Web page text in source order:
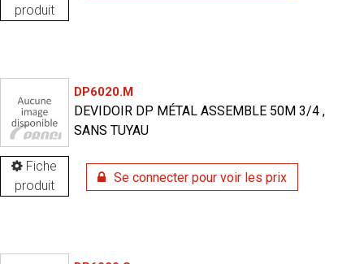
produit
Fiche
produit
DP6020.M
DEVIDOIR DP MÉTAL ASSEMBLE 50M 3/4 ,
SANS TUYAU
Se connecter pour voir les prix